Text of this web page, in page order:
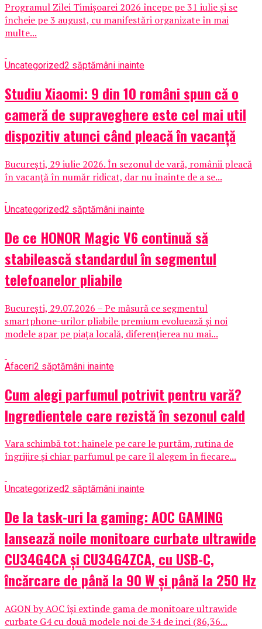
Programul Zilei Timișoarei 2026 începe pe 31 iulie și se
încheie pe 3 august, cu manifestări organizate în mai
multe...
Uncategorized2 săptămâni inainte
Studiu Xiaomi: 9 din 10 români spun că o
cameră de supraveghere este cel mai util
dispozitiv atunci când pleacă în vacanță
București, 29 iulie 2026. În sezonul de vară, românii pleacă
în vacanță în număr ridicat, dar nu înainte de a se...
Uncategorized2 săptămâni inainte
De ce HONOR Magic V6 continuă să
stabilească standardul în segmentul
telefoanelor pliabile
București, 29.07.2026 – Pe măsură ce segmentul
smartphone-urilor pliabile premium evoluează și noi
modele apar pe piața locală, diferențierea nu mai...
Afaceri2 săptămâni inainte
Cum alegi parfumul potrivit pentru vară?
Ingredientele care rezistă în sezonul cald
Vara schimbă tot: hainele pe care le purtăm, rutina de
îngrijire și chiar parfumul pe care îl alegem în fiecare...
Uncategorized2 săptămâni inainte
De la task-uri la gaming: AOC GAMING
lansează noile monitoare curbate ultrawide
CU34G4CA și CU34G4ZCA, cu USB-C,
încărcare de până la 90 W și până la 250 Hz
AGON by AOC își extinde gama de monitoare ultrawide
curbate G4 cu două modele noi de 34 de inci (86,36...